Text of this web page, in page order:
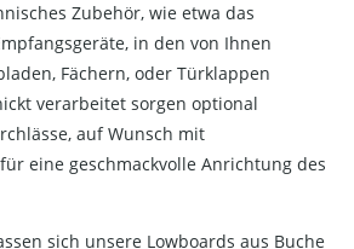
Zubehör, wie etwa das
in den von Ihnen
Fächern, oder Türklappen
verarbeitet sorgen optional
auf Wunsch mit
eine geschmackvolle Anrichtung des
sich unsere Lowboards aus Buche